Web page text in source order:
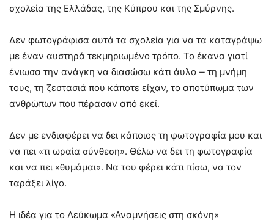
σχολεία της Ελλάδας, της Κύπρου και της Σμύρνης.
Δεν φωτογράφισα αυτά τα σχολεία για να τα καταγράψω
με έναν αυστηρά τεκμηριωμένο τρόπο. Το έκανα γιατί
ένιωσα την ανάγκη να διασώσω κάτι άυλο ‒ τη μνήμη
τους, τη ζεστασιά που κάποτε είχαν, το αποτύπωμα των
ανθρώπων που πέρασαν από εκεί.
Δεν με ενδιαφέρει να δει κάποιος τη φωτογραφία μου και
να πει «τι ωραία σύνθεση». Θέλω να δει τη φωτογραφία
και να πει «θυμάμαι». Να του φέρει κάτι πίσω, να τον
ταράξει λίγο.
Η ιδέα για το Λεύκωμα «Αναμνήσεις στη σκόνη»